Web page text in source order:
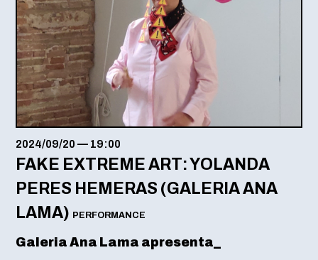
2024/09/20 — 19:00
FAKE EXTREME ART: YOLANDA
PERES HEMERAS (GALERIA ANA
LAMA) PERFORMANCE
Galeria Ana Lama apresenta_